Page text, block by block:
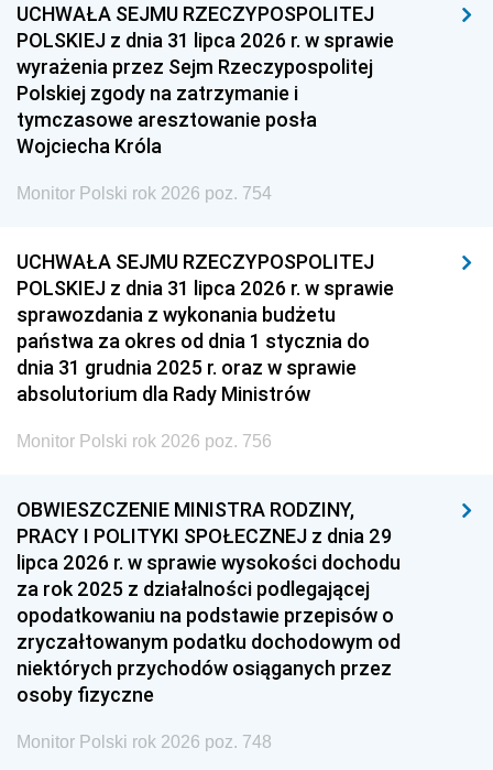
UCHWAŁA SEJMU RZECZYPOSPOLITEJ
POLSKIEJ z dnia 31 lipca 2026 r. w sprawie
wyrażenia przez Sejm Rzeczypospolitej
Polskiej zgody na zatrzymanie i
tymczasowe aresztowanie posła
Wojciecha Króla
Monitor Polski rok 2026 poz. 754
UCHWAŁA SEJMU RZECZYPOSPOLITEJ
POLSKIEJ z dnia 31 lipca 2026 r. w sprawie
sprawozdania z wykonania budżetu
państwa za okres od dnia 1 stycznia do
dnia 31 grudnia 2025 r. oraz w sprawie
absolutorium dla Rady Ministrów
Monitor Polski rok 2026 poz. 756
OBWIESZCZENIE MINISTRA RODZINY,
PRACY I POLITYKI SPOŁECZNEJ z dnia 29
lipca 2026 r. w sprawie wysokości dochodu
za rok 2025 z działalności podlegającej
opodatkowaniu na podstawie przepisów o
zryczałtowanym podatku dochodowym od
niektórych przychodów osiąganych przez
osoby fizyczne
Monitor Polski rok 2026 poz. 748